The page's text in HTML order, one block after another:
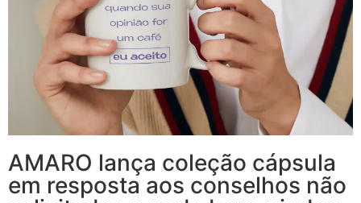
AMARO lança coleção cápsula
em resposta aos conselhos não